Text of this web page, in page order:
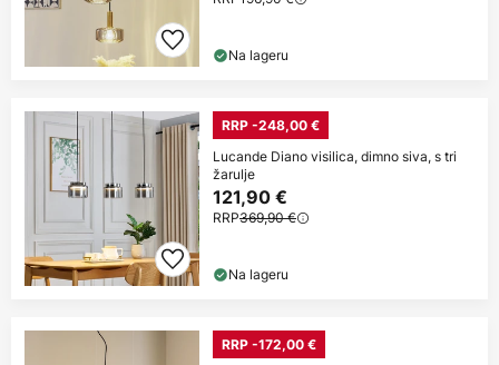
Na lageru
RRP -248,00 €
Lucande Diano visilica, dimno siva, s tri
žarulje
121,90 €
RRP369,90 €
Na lageru
RRP -172,00 €